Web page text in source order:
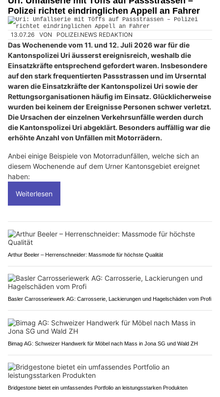
Polizei richtet eindringlichen Appell an Fahrer
13.07.26 VON POLIZEI.NEWS REDAKTION
Das Wochenende vom 11. und 12. Juli 2026 war für die
Kantonspolizei Uri äusserst ereignisreich, weshalb die
Einsatzkräfte entsprechend gefordert waren. Insbesondere
auf den stark frequentierten Passstrassen und im Urserntal
waren die Einsatzkräfte der Kantonspolizei Uri sowie der
Rettungsorganisationen häufig im Einsatz. Glücklicherweise
wurden bei keinem der Ereignisse Personen schwer verletzt.
Die Ursachen der einzelnen Verkehrsunfälle werden durch
die Kantonspolizei Uri abgeklärt. Besonders auffällig war die
erhöhte Anzahl von Unfällen mit Motorrädern.
Anbei einige Beispiele von Motorradunfällen, welche sich an
diesem Wochenende auf dem Urner Kantonsgebiet ereignet
haben:
Weiterlesen
Arthur Beeler – Herrenschneider: Massmode für höchste Qualität
Basler Carrosseriewerk AG: Carrosserie, Lackierungen und Hagelschäden vom Profi
Bimag AG: Schweizer Handwerk für Möbel nach Mass in Jona SG und Wald ZH
Bridgestone bietet ein umfassendes Portfolio an leistungsstarken Produkten